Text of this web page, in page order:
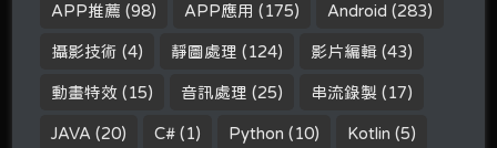
APP推薦 (98) APP應用 (175) Android (283)
攝影技術 (4) 靜圖處理 (124) 影片編輯 (43)
動畫特效 (15) 音訊處理 (25) 串流錄製 (17)
JAVA (20) C# (1) Python (10) Kotlin (5)